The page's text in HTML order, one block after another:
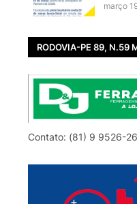
março
RODOVIA-PE 89, N.59
Contato: (81) 9 9526-